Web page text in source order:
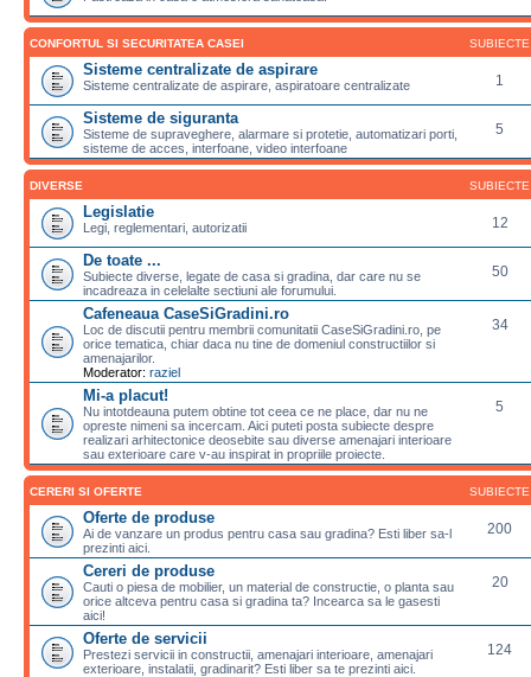
CONFORTUL SI SECURITATEA CASEI SUBIECTE
Sisteme centralizate de aspirare
Sisteme centralizate de aspirare, aspiratoare centralizate 1
Sisteme de siguranta
Sisteme de supraveghere, alarmare si protetie, automatizari porti,
sisteme de acces, interfoane, video interfoane
5
DIVERSE SUBIECTE
Legislatie
Legi, reglementari, autorizatii 12
De toate ...
Subiecte diverse, legate de casa si gradina, dar care nu se
incadreaza in celelalte sectiuni ale forumului.
50
Cafeneaua CaseSiGradini.ro
Loc de discutii pentru membrii comunitatii CaseSiGradini.ro, pe
orice tematica, chiar daca nu tine de domeniul constructiilor si
amenajarilor.
Moderator: raziel
34
Mi-a placut!
Nu intotdeauna putem obtine tot ceea ce ne place, dar nu ne
opreste nimeni sa incercam. Aici puteti posta subiecte despre
realizari arhitectonice deosebite sau diverse amenajari interioare
sau exterioare care v-au inspirat in propriile proiecte.
5
CERERI SI OFERTE SUBIECTE
Oferte de produse
Ai de vanzare un produs pentru casa sau gradina? Esti liber sa-l
prezinti aici.
200
Cereri de produse
Cauti o piesa de mobilier, un material de constructie, o planta sau
orice altceva pentru casa si gradina ta? Incearca sa le gasesti
aici!
20
Oferte de servicii
Prestezi servicii in constructii, amenajari interioare, amenajari
exterioare, instalatii, gradinarit? Esti liber sa te prezinti aici.
124